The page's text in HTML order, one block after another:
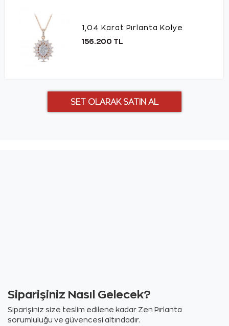
1,04 Karat Pırlanta Kolye
156.200 TL
Siparişiniz Nasıl Gelecek?
Siparişiniz size teslim edilene kadar Zen Pırlanta
sorumluluğu ve güvencesi altındadır.